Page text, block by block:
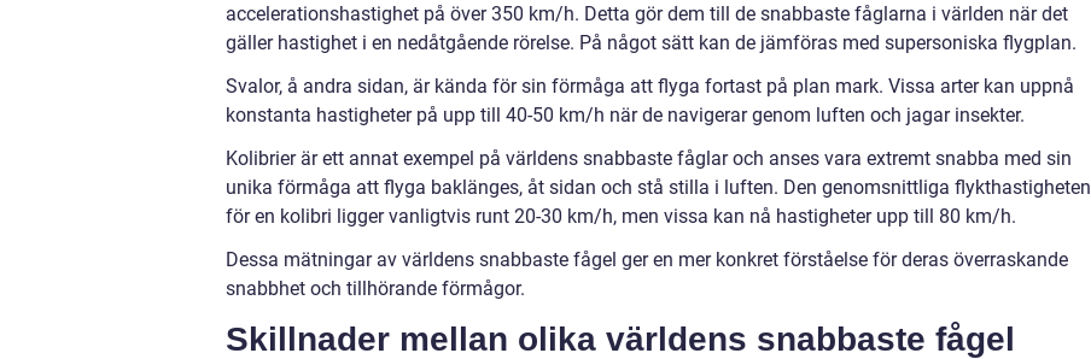
accelerationshastighet på över 350 km/h. Detta gör dem till de snabbaste fåglarna i världen när det
gäller hastighet i en nedåtgående rörelse. På något sätt kan de jämföras med supersoniska flygplan.
Svalor, å andra sidan, är kända för sin förmåga att flyga fortast på plan mark. Vissa arter kan uppnå
konstanta hastigheter på upp till 40-50 km/h när de navigerar genom luften och jagar insekter.
Kolibrier är ett annat exempel på världens snabbaste fåglar och anses vara extremt snabba med sin
unika förmåga att flyga baklänges, åt sidan och stå stilla i luften. Den genomsnittliga flykthastigheten
för en kolibri ligger vanligtvis runt 20-30 km/h, men vissa kan nå hastigheter upp till 80 km/h.
Dessa mätningar av världens snabbaste fågel ger en mer konkret förståelse för deras överraskande
snabbhet och tillhörande förmågor.
Skillnader mellan olika världens snabbaste fågel